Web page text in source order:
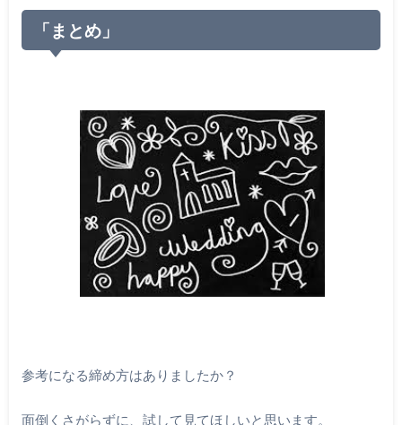
「まとめ」
参考になる締め方はありましたか？
面倒くさがらずに、試して見てほしいと思います。